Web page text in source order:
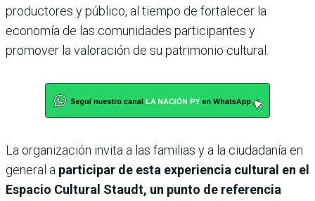
productores y público, al tiempo de fortalecer la
economía de las comunidades participantes y
promover la valoración de su patrimonio cultural.
La organización invita a las familias y a la ciudadanía en
general a participar de esta experiencia cultural en el
Espacio Cultural Staudt, un punto de referencia